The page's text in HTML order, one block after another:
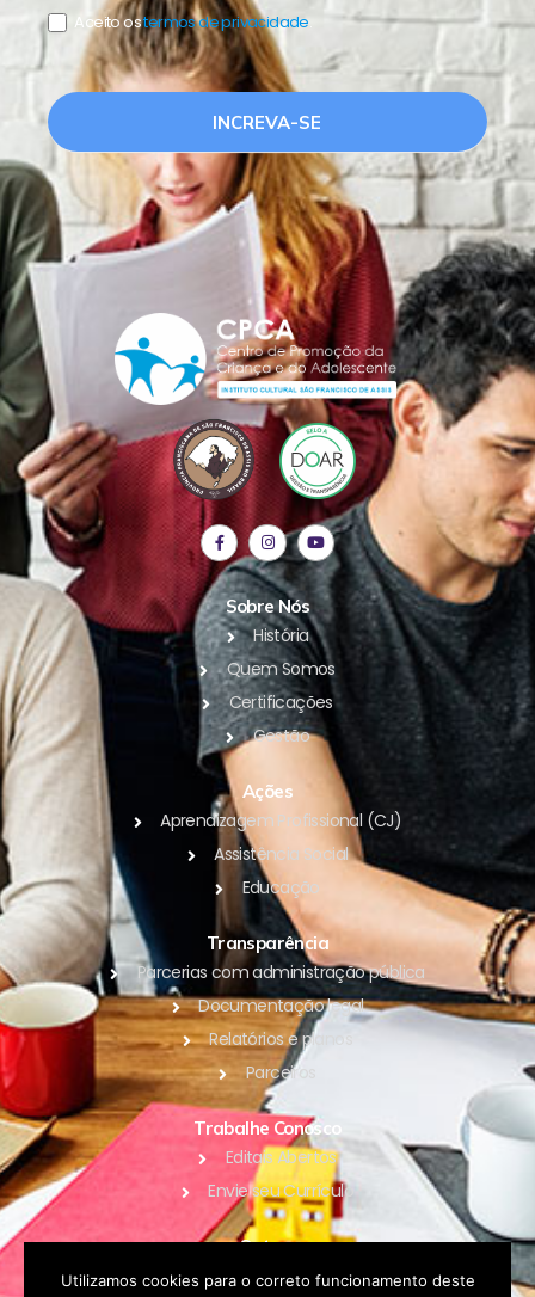
Aceito ostermos de privacidade.
INCREVA-SE
Sobre Nós
História
Quem Somos
Certificações
Gestão
Ações
Aprendizagem Profissional (CJ)
Assistência Social
Educação
Transparência
Parcerias com administração pública
Documentação legal
Relatórios e planos
Parceiros
Trabalhe Conosco
Editais Abertos
Envie seu Currículo
Outros
Blog
Utilizamos cookies para o correto funcionamento deste